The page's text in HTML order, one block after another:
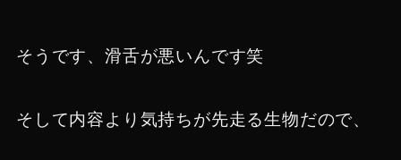
そうです、滑舌が悪いんです笑
そして内容より気持ちが先走る生物だので、